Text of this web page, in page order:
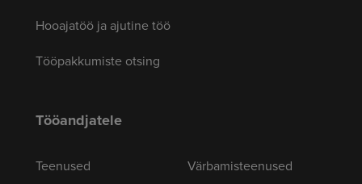
Hooajatöö ja ajutine töö
Tööpakkumiste otsing
Tööandjatele
Teenused
Värbamisteenused